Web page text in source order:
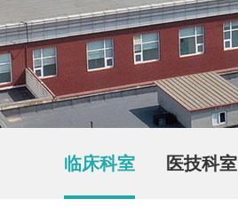
临床科室 医技科室